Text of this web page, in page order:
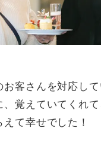
お客さんを対応し
、覚えていてくれ
えて幸せでした！